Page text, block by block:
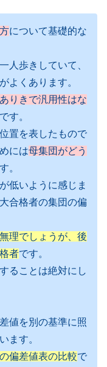
について基礎的な
人歩きしていて、
よくあります。
りきで汎用性はな
す。
置を表したもので
には母集団がどう
。
低いように感じま
合格者の集団の偏
理でしょうが、後
者です。
ることは絶対にし
値を別の基準に照
ます。
偏差値表の比較で